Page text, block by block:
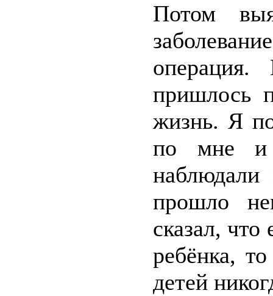
Потом
пришлось
жизнь. Я
по мне и
наблюдали
прошло
сказал,
ребёнка,
детей